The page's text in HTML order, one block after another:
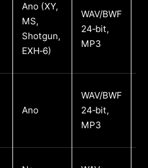
Ano (XY,
MS,
Shotgun,
EXH‑6)
WAV/BWF
24‑bit,
MP3
Ano
WAV/BWF
24‑bit,
MP3